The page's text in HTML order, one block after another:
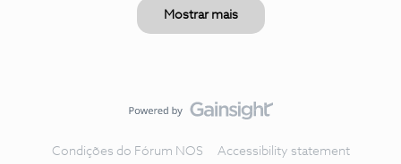
Mostrar mais
Condições do Fórum NOS Accessibility statement